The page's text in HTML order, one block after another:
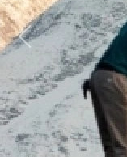
Previous